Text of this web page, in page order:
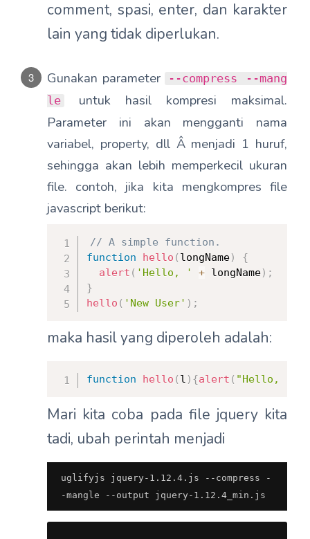
comment, spasi, enter, dan karakter
lain yang tidak diperlukan.
Gunakan parameter
--compress --mang
le
untuk hasil kompresi maksimal.
Parameter ini akan mengganti nama
variabel, property, dll Â menjadi 1 huruf,
sehingga akan lebih memperkecil ukuran
file. contoh, jika kita mengkompres file
javascript berikut:
// A simple function.
function
hello ( longName)
{
alert ( 'Hello, ' + longName) ;
}
hello ( 'New User' ) ;
maka hasil yang diperoleh adalah:
function hello ( l ) {alert ( "Hello, "
Mari kita coba pada file jquery kita
tadi, ubah perintah menjadi
uglifyjs jquery-1.12.4.js --compress -
-mangle --output jquery-1.12.4_min.js